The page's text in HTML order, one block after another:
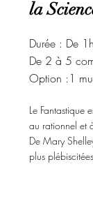
la
Durée : De
De 2 à 5
Option :1
Le Fantastique
au rationnel et
De Mary
plus plébiscitées